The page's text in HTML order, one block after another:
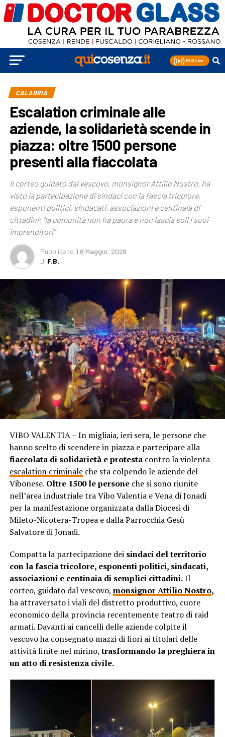
CALABRIA
Escalation criminale alle
aziende, la solidarietà scende in
piazza: oltre 1500 persone
presenti alla fiaccolata
Il corteo guidato dal vescovo, monsignor Attilio Nostro, ha
visto la partecipazione di sindaci con la fascia tricolore,
esponenti politici, sindacati, associazioni e centinaia di
cittadini: “la comunità non ha paura e non lascia soli i suoi
imprenditori”
Pubblicato il 8 Maggio, 2026
Di F.B.
VIBO VALENTIA – In migliaia, ieri sera, le persone che
hanno scelto di scendere in piazza e partecipare alla
fiaccolata di solidarietà e protestacontro la violenta
escalation criminaleche sta colpendo le aziende del
Vibonese. Oltre 1500 le personeche si sono riunite
nell’area industriale tra Vibo Valentia e Vena di Jonadi
per la manifestazione organizzata dalla Diocesi di
Mileto-Nicotera-Tropea e dalla Parrocchia Gesù
Salvatore di Jonadi.
Compatta la partecipazione dei sindaci del territorio
con la fascia tricolore, esponenti politici, sindacati,
associazioni e centinaia di semplici cittadini.Il
corteo, guidato dal vescovo, monsignor Attilio Nostro,
ha attraversato i viali del distretto produttivo, cuore
economico della provincia recentemente teatro di raid
armati. Davanti ai cancelli delle aziende colpite il
vescovo ha consegnato mazzi di fiori ai titolari delle
attività finite nel mirino,trasformando la preghiera in
un atto di resistenza civile.